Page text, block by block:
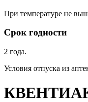
При температуре не
Срок годности
2 года.
Условия отпуска из